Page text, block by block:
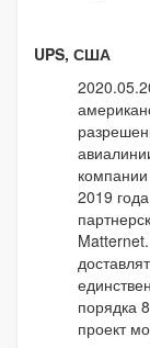
UPS, США
2019
порядка
проект